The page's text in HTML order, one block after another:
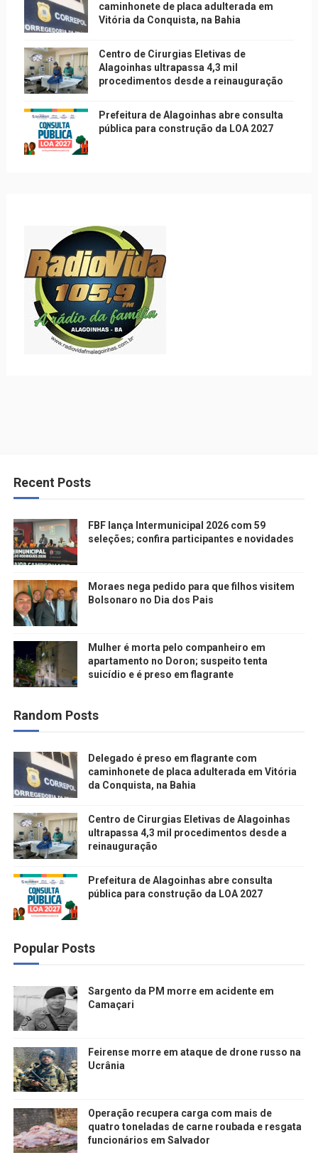
caminhonete de placa adulterada em
Vitória da Conquista, na Bahia
Centro de Cirurgias Eletivas de
Alagoinhas ultrapassa 4,3 mil
procedimentos desde a reinauguração
Prefeitura de Alagoinhas abre consulta
pública para construção da LOA 2027
Recent Posts
FBF lança Intermunicipal 2026 com 59
seleções; confira participantes e novidades
Moraes nega pedido para que filhos visitem
Bolsonaro no Dia dos Pais
Mulher é morta pelo companheiro em
apartamento no Doron; suspeito tenta
suicídio e é preso em flagrante
Random Posts
Delegado é preso em flagrante com
caminhonete de placa adulterada em Vitória
da Conquista, na Bahia
Centro de Cirurgias Eletivas de Alagoinhas
ultrapassa 4,3 mil procedimentos desde a
reinauguração
Prefeitura de Alagoinhas abre consulta
pública para construção da LOA 2027
Popular Posts
Sargento da PM morre em acidente em
Camaçari
Feirense morre em ataque de drone russo na
Ucrânia
Operação recupera carga com mais de
quatro toneladas de carne roubada e resgata
funcionários em Salvador